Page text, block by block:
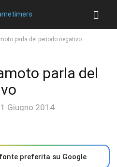
parla del periodo negativo
parla del
Giugno 2014
preferita su Google